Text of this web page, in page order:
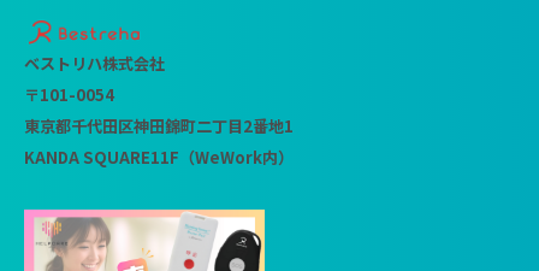
ベストリハ株式会社
〒101-0054
東京都千代田区神田錦町二丁目2番地1
KANDA SQUARE11F（WeWork内）